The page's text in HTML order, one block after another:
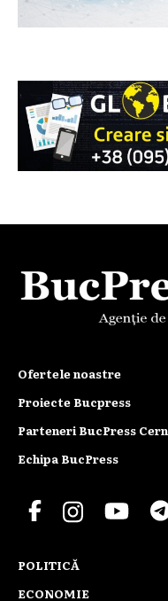
Ofertele noastre
Proiecte Bucpress
Parteneri BucPress
Echipa BucPress
POLITICĂ
ECONOMIE